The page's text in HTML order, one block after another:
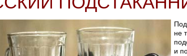
не
и